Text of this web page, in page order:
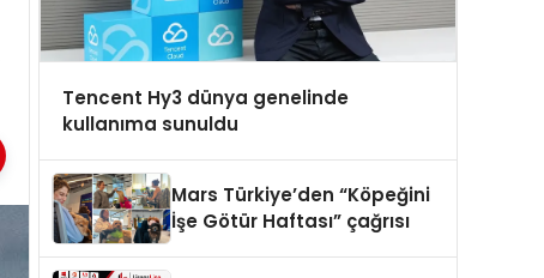
Tencent Hy3 dünya genelinde
kullanıma sunuldu
Mars Türkiye’den “Köpeğini
İşe Götür Haftası” çağrısı